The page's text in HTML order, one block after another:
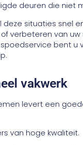
deuren die niet
situaties snel
verbeteren van
bent u
vakwerk
levert een
van hoge kwaliteit.